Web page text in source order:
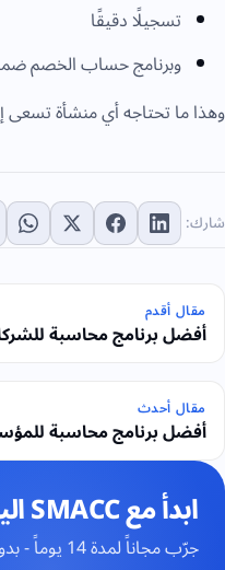
تسجيلًا دقيقًا
وبرنامج حساب الخصم
وهذا ما تحتاجه أي منشأة تسعى
شارك:
مقال أقدم
أفضل برنامج محاسبة
مقال أحدث
أفضل برنامج محاسبة
ابدأ مع SMACC اليوم
جرّب مجاناً لمدة 14 يوماً - بدون بطاقة ائتمان وبدون التزام.